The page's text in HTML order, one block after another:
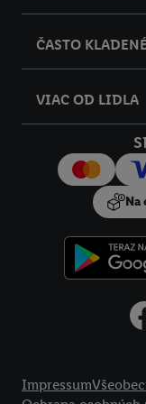
ČASTO
VIAC OD LIDLA
Na
Impressum